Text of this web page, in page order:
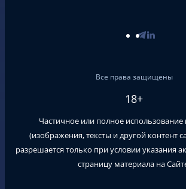
Все права защищены
18+
Частичное или полное использование
(изображения, тексты и другой контент
разрешается только при условии указания
страницу материала на